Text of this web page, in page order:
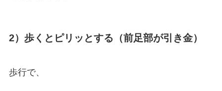
2）歩くとピリッとする（前足部が引き金）
歩行で、